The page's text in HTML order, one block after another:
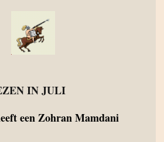
IN JULI
een Zohran Mamdani